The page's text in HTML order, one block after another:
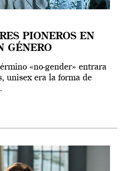
PIONEROS EN
GÉNERO
«no-gender» entrara
unisex era la forma de